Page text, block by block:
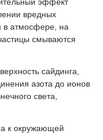
вредных
в атмосфере, на
смываются
сайдинга,
азота до ионов
света,
к окружающей